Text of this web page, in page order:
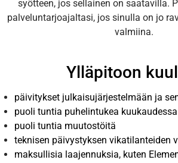
syötteen, jos sellainen on saatavilla.
palveluntarjoajaltasi, jos sinulla on jo
valmiina.
Ylläpitoon
päivitykset julkaisujärjestelmään ja
puoli tuntia puhelintukea
puoli tuntia muutostöitä
teknisen päivystyksen vikatilanteiden
maksullisia laajennuksia, kuten